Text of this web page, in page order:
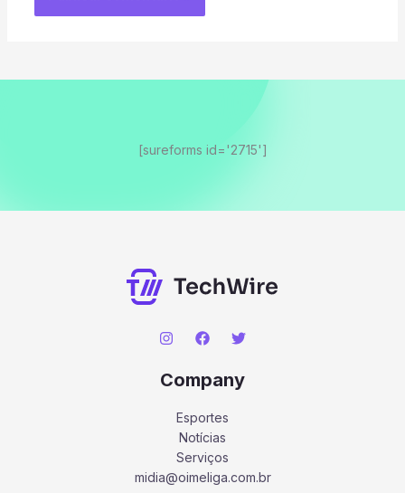
[sureforms id='2715']
Company
Esportes
Notícias
Serviços
midia@oimeliga.com.br